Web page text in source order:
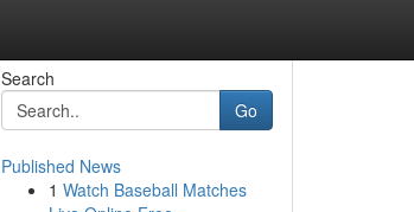
Search
Go
Published News
1 Watch Baseball Matches